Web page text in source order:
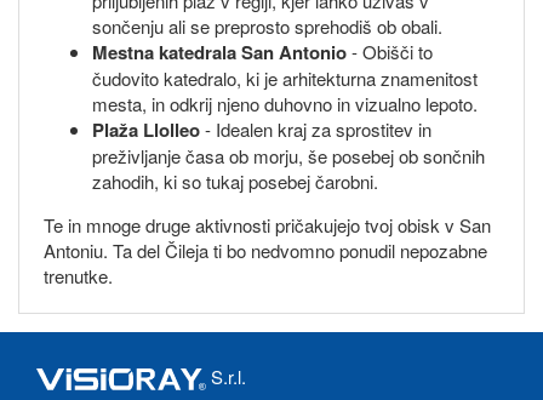
sončenju ali se preprosto sprehodiš ob obali.
Mestna katedrala San Antonio- Obišči to
čudovito katedralo, ki je arhitekturna znamenitost
mesta, in odkrij njeno duhovno in vizualno lepoto.
Plaža Llolleo- Idealen kraj za sprostitev in
preživljanje časa ob morju, še posebej ob sončnih
zahodih, ki so tukaj posebej čarobni.
Te in mnoge druge aktivnosti pričakujejo tvoj obisk v San
Antoniu. Ta del Čileja ti bo nedvomno ponudil nepozabne
trenutke.
S.r.l.